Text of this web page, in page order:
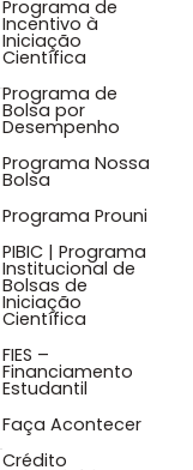
Programa de
Incentivo à
Iniciação
Científica
Programa de
Bolsa por
Desempenho
Programa Nossa
Bolsa
Programa Prouni
PIBIC | Programa
Institucional de
Bolsas de
Iniciação
Científica
FIES –
Financiamento
Estudantil
Faça Acontecer
Crédito